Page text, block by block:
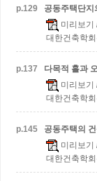
p.129
공동주택단지
미리보기
대한건축학
p.137
다목적 홀과
미리보기
대한건축학
p.145
공동주택의
미리보기
대한건축학